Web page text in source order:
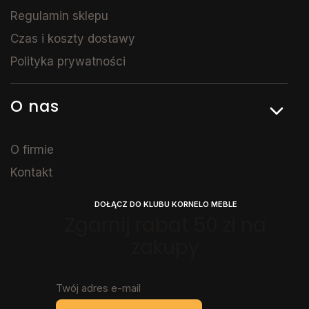
Regulamin sklepu
Czas i koszty dostawy
Polityka prywatności
O nas
O firmie
Kontakt
DOŁĄCZ DO KLUBU KORNELO MEBLE
Twój adres e-mail